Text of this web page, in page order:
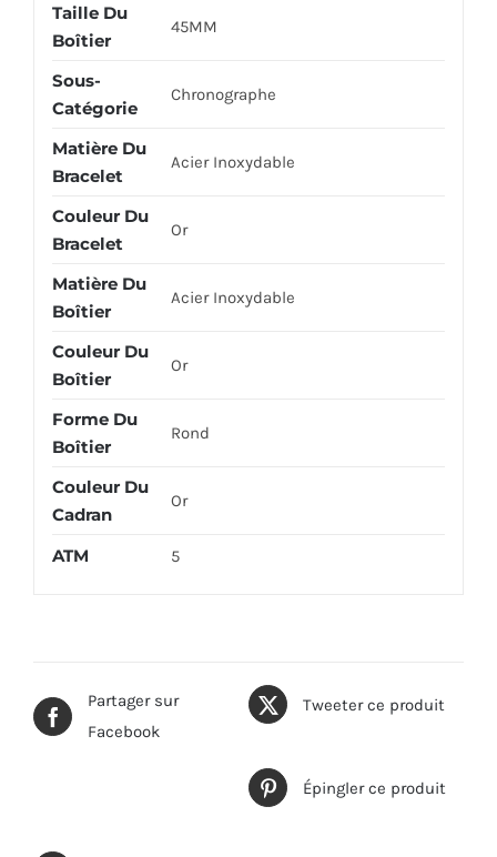
Taille Du
Boîtier
45MM
Sous-
Catégorie
Chronographe
Matière Du
Bracelet
Acier Inoxydable
Couleur Du
Bracelet
Or
Matière Du
Boîtier
Acier Inoxydable
Couleur Du
Boîtier
Or
Forme Du
Boîtier
Rond
Couleur Du
Cadran
Or
ATM 5
Partager sur
Facebook
Tweeter ce produit
Épingler ce produit